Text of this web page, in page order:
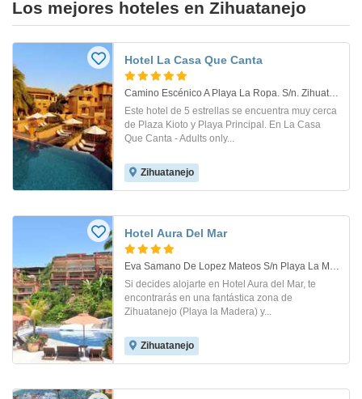
Los mejores hoteles en Zihuatanejo
Hotel La Casa Que Canta
Camino Escénico A Playa La Ropa. S/n. Zihuatanejo
Este hotel de 5 estrellas se encuentra muy cerca
de Plaza Kioto y Playa Principal. En La Casa
Que Canta - Adults only...
Zihuatanejo
Hotel Aura Del Mar
Eva Samano De Lopez Mateos S/n Playa La Madera . Zihuatanejo
Si decides alojarte en Hotel Aura del Mar, te
encontrarás en una fantástica zona de
Zihuatanejo (Playa la Madera) y...
Zihuatanejo